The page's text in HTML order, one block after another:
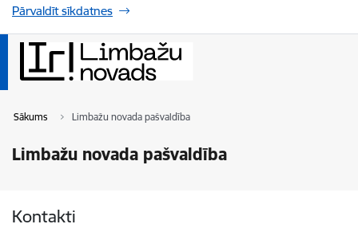
Pārvaldīt sīkdatnes
Sākums Limbažu novada pašvaldība
Limbažu novada pašvaldība
Kontakti